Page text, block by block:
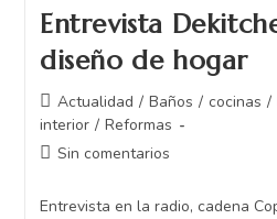
Entrevista
diseño de hogar
Actualidad / Baños / cocinas /
interior / Reformas
Sin comentarios
Entrevista en la radio, cadena